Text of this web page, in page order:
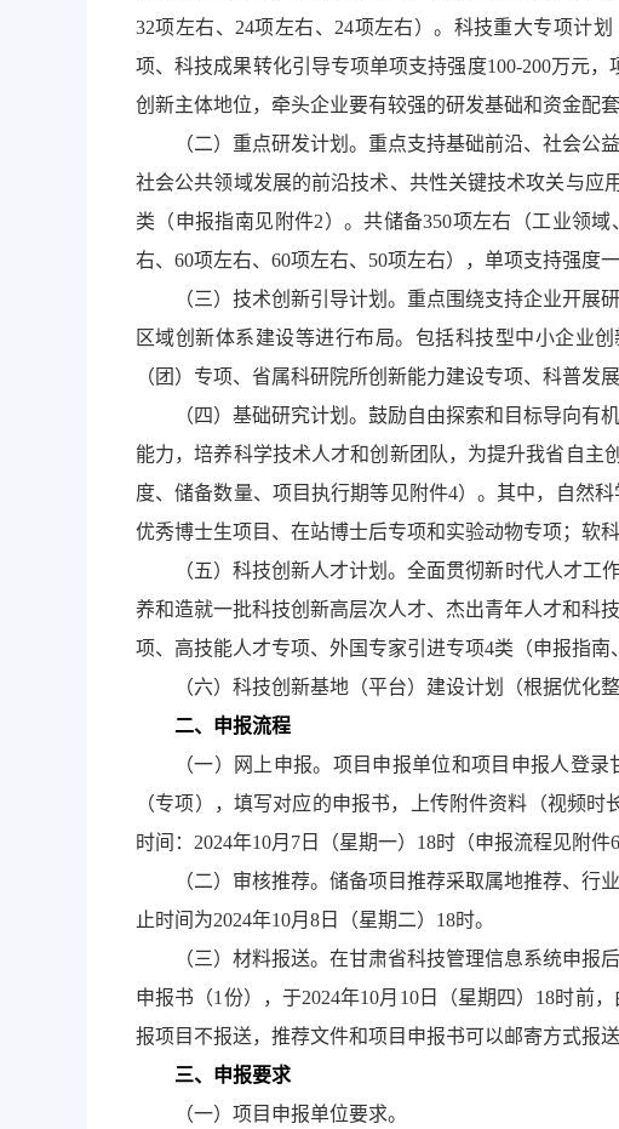
32项左右、24项左右、24项左右）。科技重大专项计
项、科技成果转化引导专项单项支持强度100-200万元
创新主体地位，牵头企业要有较强的研发基础和资金配
（二）重点研发计划。重点支持基础前沿、社会
社会公共领域发展的前沿技术、共性关键技术攻关与应
类（申报指南见附件2）。共储备350项左右（工业领
右、60项左右、60项左右、50项左右），单项支持强度
（三）技术创新引导计划。重点围绕支持企业开展
区域创新体系建设等进行布局。包括科技型中小企业
（团）专项、省属科研院所创新能力建设专项、科普发
（四）基础研究计划。鼓励自由探索和目标导向
能力，培养科学技术人才和创新团队，为提升我省自主
度、储备数量、项目执行期等见附件4）。其中，自然
优秀博士生项目、在站博士后专项和实验动物专项；软
（五）科技创新人才计划。全面贯彻新时代人才
养和造就一批科技创新高层次人才、杰出青年人才和科
项、高技能人才专项、外国专家引进专项4类（申报指南
（六）科技创新基地（平台）建设计划（根据优化
二、申报流程
（一）网上申报。项目申报单位和项目申报人登
（专项），填写对应的申报书，上传附件资料（视频
时间：2024年10月7日（星期一）18时（申报流程见附件6
（二）审核推荐。储备项目推荐采取属地推荐、
止时间为2024年10月8日（星期二）18时。
（三）材料报送。在甘肃省科技管理信息系统申
申报书（1份），于2024年10月10日（星期四）18时前
报项目不报送，推荐文件和项目申报书可以邮寄方式报
三、申报要求
（一）项目申报单位要求。